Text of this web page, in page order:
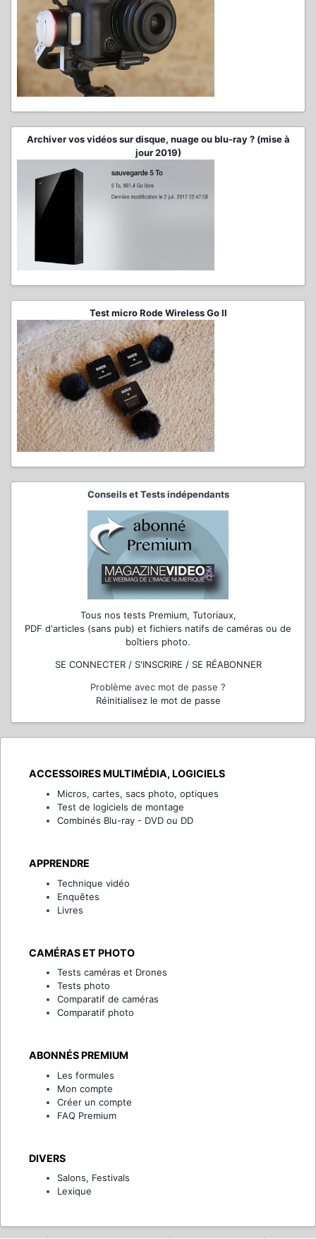
Archiver vos vidéos sur disque, nuage ou blu-ray ? (mise à
jour 2019)
Test micro Rode Wireless Go II
Conseils et Tests indépendants
Tous nos tests Premium, Tutoriaux,
PDF d'articles (sans pub) et fichiers natifs de caméras ou de
boîtiers photo.
SE CONNECTER / S'INSCRIRE / SE RÉABONNER
Problème avec mot de passe ?
Réinitialisez le mot de passe
ACCESSOIRES MULTIMÉDIA, LOGICIELS
Micros, cartes, sacs photo, optiques
Test de logiciels de montage
Combinés Blu-ray - DVD ou DD
APPRENDRE
Technique vidéo
Enquêtes
Livres
CAMÉRAS ET PHOTO
Tests caméras et Drones
Tests photo
Comparatif de caméras
Comparatif photo
ABONNÉS PREMIUM
Les formules
Mon compte
Créer un compte
FAQ Premium
DIVERS
Salons, Festivals
Lexique